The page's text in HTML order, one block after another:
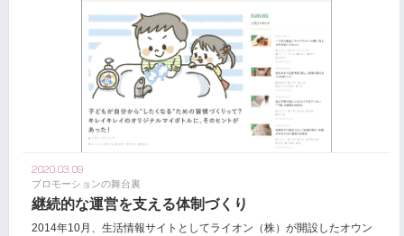
2020.03.09
プロモーションの舞台裏
継続的な運営を支える体制づくり
2014年10月、生活情報サイトとしてライオン（株）が開設したオウン